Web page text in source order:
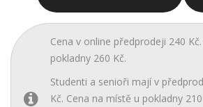
Cena v online předprodeji 240
pokladny 260 Kč.
Studenti a senioři mají v
Kč. Cena na místě u pokladny